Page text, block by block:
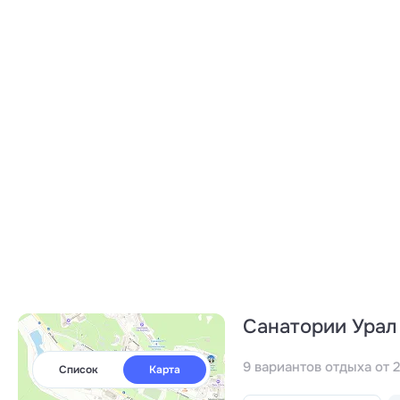
Список Карта
Санатории
9 вариантов отдыха от